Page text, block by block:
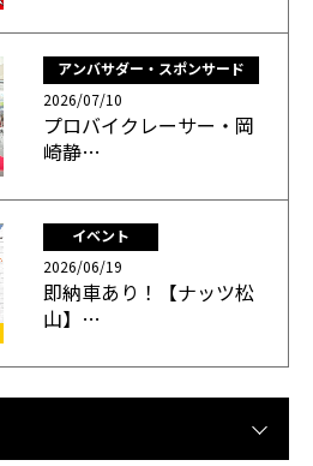
アンバサダー・スポンサード
2026/07/10
プロバイクレーサー・岡
崎静…
イベント
2026/06/19
即納車あり！【ナッツ松
山】…